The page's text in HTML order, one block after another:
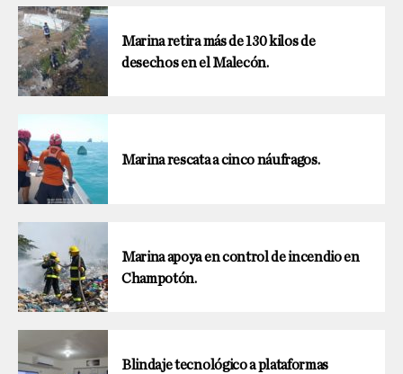
Marina retira más de 130 kilos de
desechos en el Malecón.
Marina rescata a cinco náufragos.
Marina apoya en control de incendio en
Champotón.
Blindaje tecnológico a plataformas